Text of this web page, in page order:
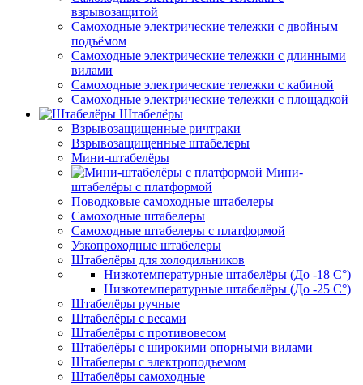
взрывозащитой
Самоходные электрические тележки с двойным
подъёмом
Самоходные электрические тележки с длинными
вилами
Самоходные электрические тележки с кабиной
Самоходные электрические тележки с площадкой
Штабелёры
Взрывозащищенные ричтраки
Взрывозащищенные штабелеры
Мини-штабелёры
Мини-
штабелёры с платформой
Поводковые самоходные штабелеры
Самоходные штабелеры
Самоходные штабелеры с платформой
Узкопроходные штабелеры
Штабелёры для холодильников
Низкотемпературные штабелёры (До -18 C°)
Низкотемпературные штабелёры (До -25 C°)
Штабелёры ручные
Штабелёры с весами
Штабелёры с противовесом
Штабелёры с широкими опорными вилами
Штабелеры с электроподъемом
Штабелёры самоходные